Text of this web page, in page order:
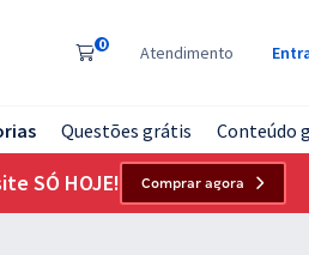
0 Atendimento
Questões grátis Conteúdo
SÓ HOJE! Comprar agora